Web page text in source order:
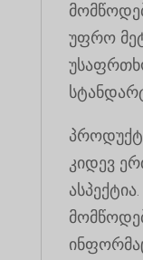
უფრო
კიდევ